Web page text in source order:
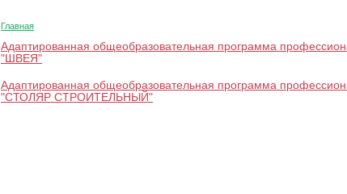
Главная
Адаптированная общеобразовательная программа
"ШВЕЯ"
Адаптированная общеобразовательная программа
"СТОЛЯР СТРОИТЕЛЬНЫЙ"